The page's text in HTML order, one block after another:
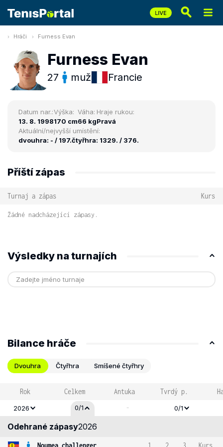
Hráči Furness Evan
Furness Evan
27 muž Francie
Datum nar.:
13. 8. 1998
Výška:
170 cm
Váha:
66 kg
Hraje rukou:
Pravá
Aktuální/nejvyšší umístění:
dvouhra: - / 197.čtyřhra: 1329. / 376.
Příští zápas
Turnaj a zápas Kurs
Žádné nadcházející zápasy.
Výsledky na turnajích
Bilance hráče
Dvouhra Čtyřhra Smíšené čtyřhry
Rok Celkem Antuka Tvrdý p.
2026 0/1 - 0/1
Odehrané zápasy2026
Noumea challenger 1 2 3
Kurs